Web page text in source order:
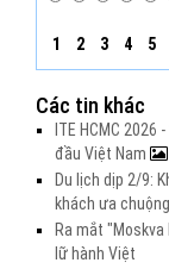
1 2 3 4 5
Các tin khác
ITE HCMC
đầu Việt Nam
Du lịch dịp 2/9:
khách ưa chuộng
Ra mắt
lữ hành Việt